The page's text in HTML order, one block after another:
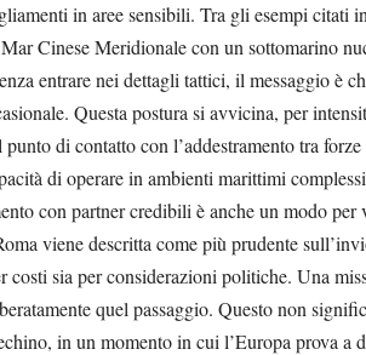
in aree sensibili. Tra gli esempi citati
Cinese Meridionale con un sottomarino
entrare nei dettagli tattici, il messaggio è
Questa postura si avvicina, per
punto di contatto con l’addestramento tra
di operare in ambienti marittimi
con partner credibili è anche un modo
viene descritta come più prudente
costi sia per considerazioni politiche. Una
quel passaggio. Questo non
in un momento in cui l’Europa prova a